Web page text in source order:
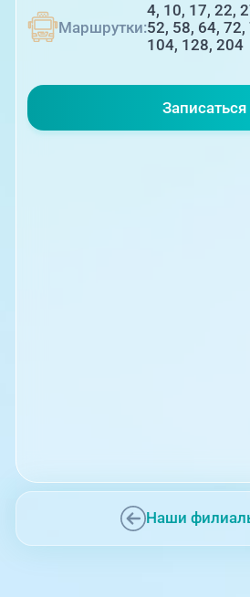
Маршрутки:
4, 10, 17, 22,
52, 58, 64, 72,
104, 128, 204
Записаться
Наши